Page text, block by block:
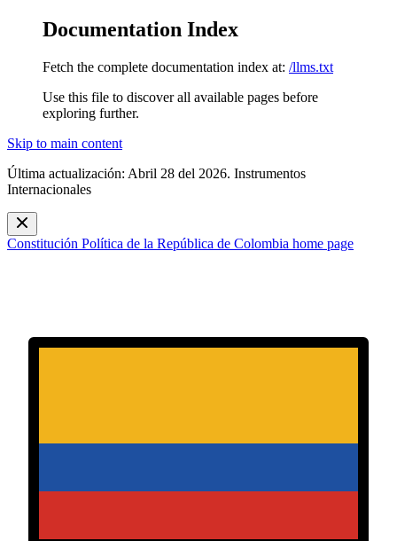
Documentation Index
Fetch the complete documentation index at: /llms.txt
Use this file to discover all available pages before
exploring further.
Skip to main content
Última actualización: Abril 28 del 2026. Instrumentos
Internacionales
Constitución Política de la República de Colombia home page